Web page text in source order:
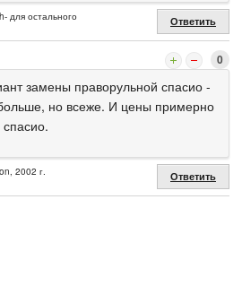
для остального Ответить
0
замены праворульной спасио -
но всеже. И цены примерно
2002 г. Ответить